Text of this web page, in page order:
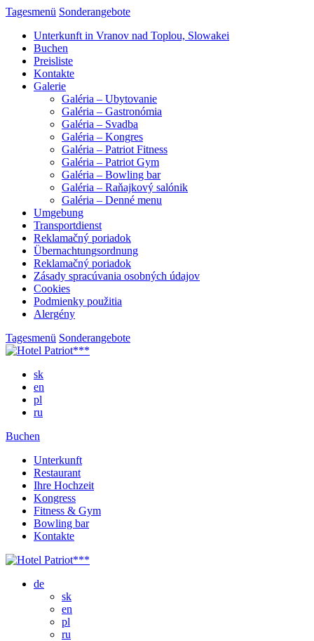
Tagesmenü Sonderangebote
Unterkunft in Vranov nad Toplou, Slowakei
Buchen
Preisliste
Kontakte
Galerie
Galéria – Ubytovanie
Galéria – Gastronómia
Galéria – Svadba
Galéria – Kongres
Galéria – Patriot Fitness
Galéria – Patriot Gym
Galéria – Bowling bar
Galéria – Raňajkový salónik
Galéria – Denné menu
Umgebung
Transportdienst
Reklamačný poriadok
Übernachtungsordnung
Reklamačný poriadok
Zásady spracúvania osobných údajov
Cookies
Podmienky použitia
Alergény
Tagesmenü Sonderangebote
sk
en
pl
ru
Buchen
Unterkunft
Restaurant
Ihre Hochzeit
Kongress
Fitness & Gym
Bowling bar
Kontakte
de
sk
en
pl
ru